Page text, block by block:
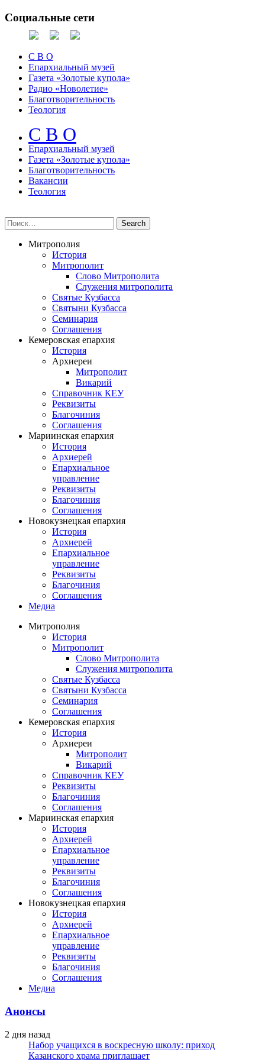
Социальные сети
С В О
Епархиальный музей
Газета «Золотые купола»
Радио «Новолетие»
Благотворительность
Теология
С В О
Епархиальный музeй
Газета «Золотые купола»
Благотворительность
Вакансии
Теология
Митрополия
История
Митрополит
Слово Митрополита
Служения митрополита
Святые Кузбасса
Святыни Кузбасса
Семинария
Соглашения
Кемеровская епархия
История
Архиереи
Митрополит
Викарий
Справочник КЕУ
Реквизиты
Благочиния
Соглашения
Мариинская епархия
История
Архиерей
Епархиальное
управление
Реквизиты
Благочиния
Соглашения
Новокузнецкая епархия
История
Архиерей
Епархиальное
управление
Реквизиты
Благочиния
Соглашения
Медиа
Митрополия
История
Митрополит
Слово Митрополита
Служения митрополита
Святые Кузбасса
Святыни Кузбасса
Семинария
Соглашения
Кемеровская епархия
История
Архиереи
Митрополит
Викарий
Справочник КЕУ
Реквизиты
Благочиния
Соглашения
Мариинская епархия
История
Архиерей
Епархиальное
управление
Реквизиты
Благочиния
Соглашения
Новокузнецкая епархия
История
Архиерей
Епархиальное
управление
Реквизиты
Благочиния
Соглашения
Медиа
Анонсы
2 дня назад
Набор учащихся в воскресную школу: приход
Казанского храма приглашает